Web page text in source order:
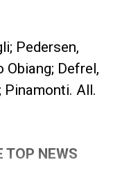
Pedersen,
Obiang; Defrel,
Pinamonti. All.
TOP NEWS